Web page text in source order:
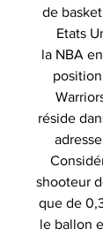
de
Etats
la NBA
réside
shooteur
que de
le ballon